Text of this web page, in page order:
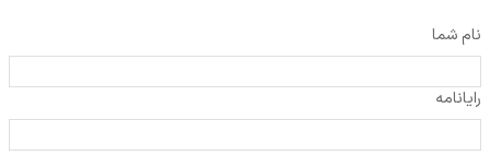
نام شما
رایانامه